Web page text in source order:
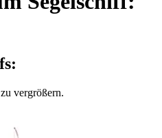
vergrößern.